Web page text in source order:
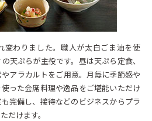
変わりました。職人が太白ごま油を使
天ぷらが主役です。昼は天ぷら定食、
アラカルトをご用意。月毎に季節感や
った会席料理や逸品をご堪能いただけ
完備し、接待などのビジネスからプラ
だけます。